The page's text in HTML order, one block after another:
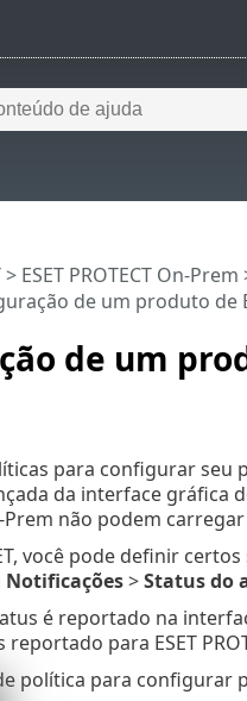
de um
> ESET PROTECT On-Prem
de um produto de
para configurar seu
da interface gráfica
Prem não podem
você pode definir
Notificações>Status do
é reportado na
para ESET
política para configurar